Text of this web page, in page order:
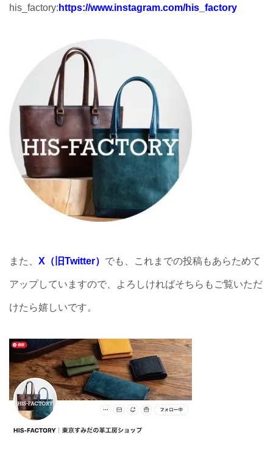
his_factory: https://www.instagram.com/his_factory
また、 X（旧Twitter） でも、これまでの投稿もあらためて
アップしていますので、よろしければそちらもご覧いただ
けたら嬉しいです。